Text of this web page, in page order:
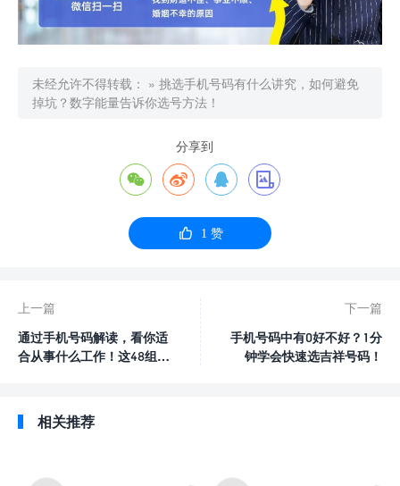
未经允许不得转载： » 挑选手机号码有什么讲究，如何避免
掉坑？数字能量告诉你选号方法！
分享到
   
 1 赞
上一篇
通过手机号码解读，看你适
合从事什么工作！这48组财
下一篇
手机号码中有0好不好？1分
钟学会快速选吉祥号码！
相关推荐